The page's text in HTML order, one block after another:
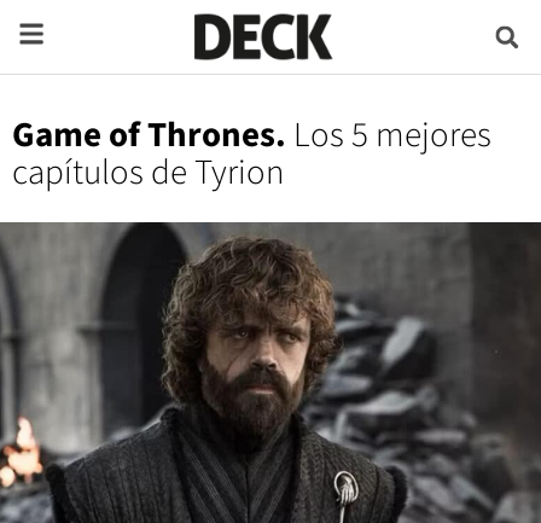
Game of Thrones. Los 5 mejores
capítulos de Tyrion